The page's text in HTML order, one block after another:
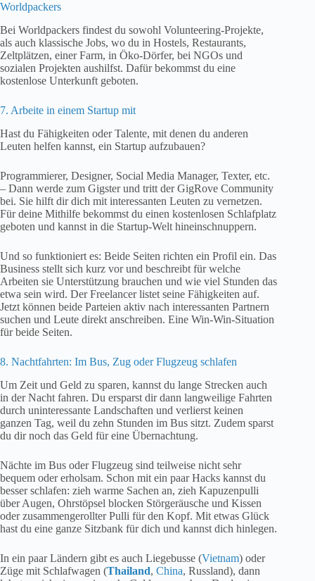
Worldpackers
Bei Worldpackers findest du sowohl Volunteering-Projekte,
als auch klassische Jobs, wo du in Hostels, Restaurants,
Zeltplätzen, einer Farm, in Öko-Dörfer, bei NGOs und
sozialen Projekten aushilfst. Dafür bekommst du eine
kostenlose Unterkunft geboten.
7. Arbeite in einem Startup mit
Hast du Fähigkeiten oder Talente, mit denen du anderen
Leuten helfen kannst, ein Startup aufzubauen?
Programmierer, Designer, Social Media Manager, Texter, etc.
– Dann werde zum Gigster und tritt der GigRove Community
bei. Sie hilft dir dich mit interessanten Leuten zu vernetzen.
Für deine Mithilfe bekommst du einen kostenlosen Schlafplatz
geboten und kannst in die Startup-Welt hineinschnuppern.
Und so funktioniert es: Beide Seiten richten ein Profil ein. Das
Business stellt sich kurz vor und beschreibt für welche
Arbeiten sie Unterstützung brauchen und wie viel Stunden das
etwa sein wird. Der Freelancer listet seine Fähigkeiten auf.
Jetzt können beide Parteien aktiv nach interessanten Partnern
suchen und Leute direkt anschreiben. Eine Win-Win-Situation
für beide Seiten.
8. Nachtfahrten: Im Bus, Zug oder Flugzeug schlafen
Um Zeit und Geld zu sparen, kannst du lange Strecken auch
in der Nacht fahren. Du ersparst dir dann langweilige Fahrten
durch uninteressante Landschaften und verlierst keinen
ganzen Tag, weil du zehn Stunden im Bus sitzt. Zudem sparst
du dir noch das Geld für eine Übernachtung.
Nächte im Bus oder Flugzeug sind teilweise nicht sehr
bequem oder erholsam. Schon mit ein paar Hacks kannst du
besser schlafen: zieh warme Sachen an, zieh Kapuzenpulli
über Augen, Ohrstöpsel blocken Störgeräusche und Kissen
oder zusammengerollter Pulli für den Kopf. Mit etwas Glück
hast du eine ganze Sitzbank für dich und kannst dich hinlegen.
In ein paar Ländern gibt es auch Liegebusse (Vietnam) oder
Züge mit Schlafwagen (Thailand, China, Russland), dann